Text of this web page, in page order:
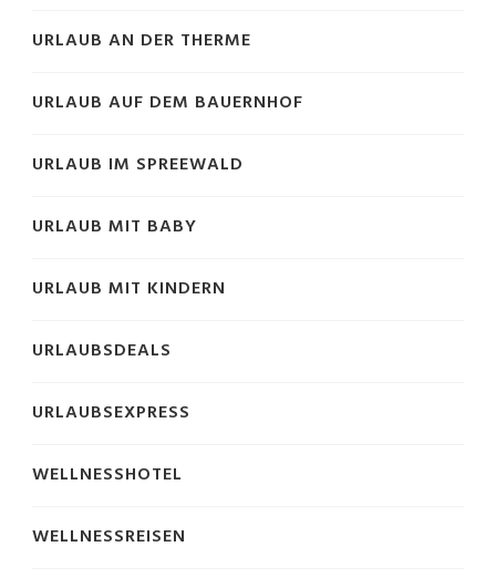
URLAUB AN DER THERME
URLAUB AUF DEM BAUERNHOF
URLAUB IM SPREEWALD
URLAUB MIT BABY
URLAUB MIT KINDERN
URLAUBSDEALS
URLAUBSEXPRESS
WELLNESSHOTEL
WELLNESSREISEN